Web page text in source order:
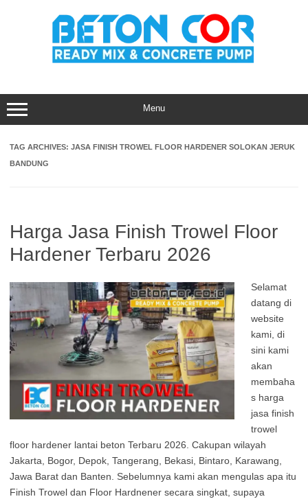
Menu
TAG ARCHIVES: JASA FINISH TROWEL FLOOR HARDENER SOLOKAN JERUK
BANDUNG
Harga Jasa Finish Trowel Floor
Hardener Terbaru 2026
Selamat
datang di
website
kami, di
sini kami
akan
membaha
s harga
jasa finish
trowel
floor hardener lantai beton Terbaru 2026. Cakupan wilayah
Jakarta, Bogor, Depok, Tangerang, Bekasi, Bintaro, Karawang,
Jawa Barat dan Banten. Sebelumnya kami akan mengulas apa itu
Finish Trowel dan Floor Hardnener secara singkat, supaya